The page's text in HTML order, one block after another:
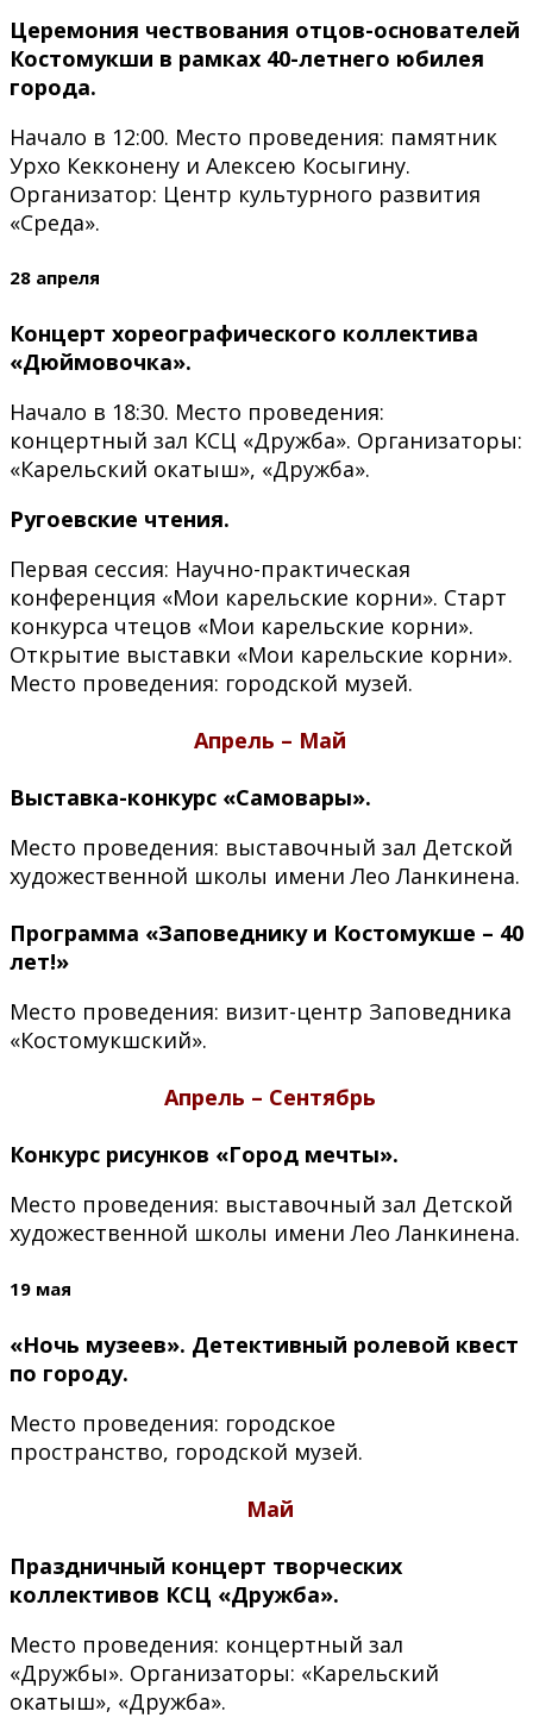
Церемония чествования отцов-основателей
Костомукши в рамках 40-летнего юбилея
города.
Начало в 12:00. Место проведения: памятник
Урхо Кекконену и Алексею Косыгину.
Организатор: Центр культурного развития
«Среда».
28 апреля
Концерт хореографического коллектива
«Дюймовочка».
Начало в 18:30. Место проведения:
концертный зал КСЦ «Дружба». Организаторы:
«Карельский окатыш», «Дружба».
Ругоевские чтения.
Первая сессия: Научно-практическая
конференция «Мои карельские корни». Старт
конкурса чтецов «Мои карельские корни».
Открытие выставки «Мои карельские корни».
Место проведения: городской музей.
Апрель – Май
Выставка-конкурс «Самовары».
Место проведения: выставочный зал Детской
художественной школы имени Лео Ланкинена.
Программа «Заповеднику и Костомукше – 40
лет!»
Место проведения: визит-центр Заповедника
«Костомукшский».
Апрель – Сентябрь
Конкурс рисунков «Город мечты».
Место проведения: выставочный зал Детской
художественной школы имени Лео Ланкинена.
19 мая
«Ночь музеев». Детективный ролевой квест
по городу.
Место проведения: городское
пространство, городской музей.
Май
Праздничный концерт творческих
коллективов КСЦ «Дружба».
Место проведения: концертный зал
«Дружбы». Организаторы: «Карельский
окатыш», «Дружба».